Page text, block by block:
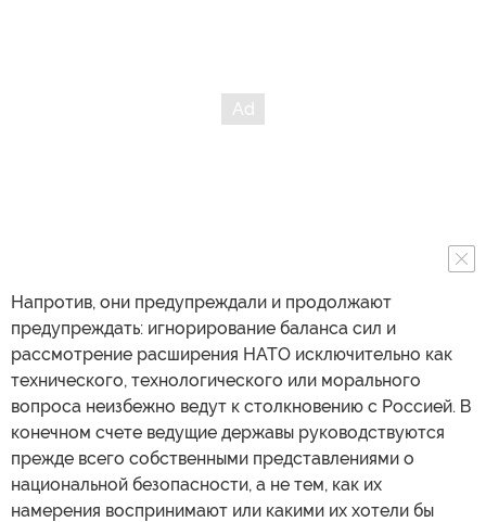
Напротив, они предупреждали и продолжают
предупреждать: игнорирование баланса сил и
рассмотрение расширения НАТО исключительно как
технического, технологического или морального
вопроса неизбежно ведут к столкновению с Россией. В
конечном счете ведущие державы руководствуются
прежде всего собственными представлениями о
национальной безопасности, а не тем, как их
намерения воспринимают или какими их хотели бы